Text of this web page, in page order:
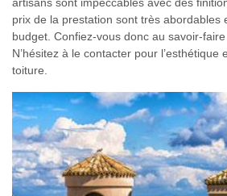
artisans sont impeccables avec des
prix de la prestation sont très abordables
budget. Confiez-vous donc au savoir-
N’hésitez à le contacter pour l’esthétique
toiture.